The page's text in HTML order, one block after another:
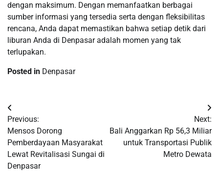
dengan maksimum. Dengan memanfaatkan berbagai
sumber informasi yang tersedia serta dengan fleksibilitas
rencana, Anda dapat memastikan bahwa setiap detik dari
liburan Anda di Denpasar adalah momen yang tak
terlupakan.
Posted in Denpasar
Post
navigation
Previous:
Mensos Dorong
Pemberdayaan Masyarakat
Lewat Revitalisasi Sungai di
Denpasar
Next:
Bali Anggarkan Rp 56,3 Miliar
untuk Transportasi Publik
Metro Dewata